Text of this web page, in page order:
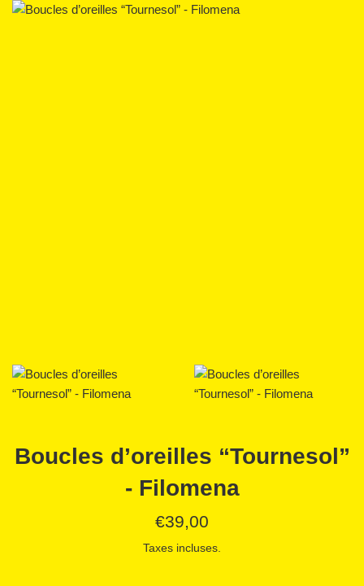
Boucles d’oreilles “Tournesol”
- Filomena
Prix
€39,00
Taxes incluses.